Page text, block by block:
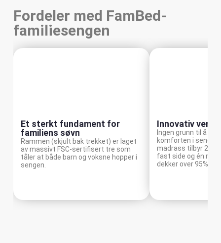
Fordeler med FamBed-
familiesengen
Et sterkt fundament for
familiens søvn
Rammen (skjult bak trekket) er laget
av massivt FSC-sertifisert tre som
tåler at både barn og voksne hopper i
sengen.
Innovativ
Ingen grunn til å
komforten i sengen
madrass tilbyr 2
fast side og én
dekker over 95%